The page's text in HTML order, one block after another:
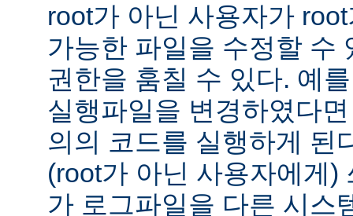
root가 아닌 사용자가
가능한 파일을 수정할 수
권한을 훔칠 수 있다. 예
실행파일을 변경하였다
의의 코드를 실행하게 된
(root가 아닌 사용자에게)
가 로그파일을 다른 시스